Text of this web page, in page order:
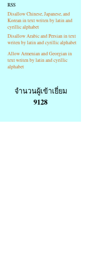
RSS
Disallow Chinese, Japanese, and
Korean in text writen by latin and
cyrillic alphabet
Disallow Arabic and Persian in text
writen by latin and cyrillic alphabet
Allow Armenian and Georgian in
text writen by latin and cyrillic
alphabet
จำนวนผู้เข้าเยี่ยม
9128